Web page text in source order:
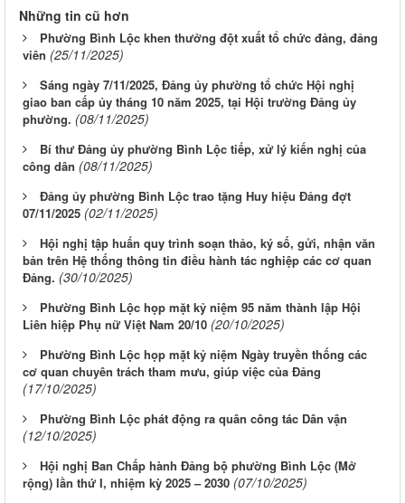
Những tin cũ hơn
Phường Bình Lộc khen thưởng đột xuất tổ chức đảng, đảng
viên (25/11/2025)
Sáng ngày 7/11/2025, Đảng ủy phường tổ chức Hội nghị
giao ban cấp ủy tháng 10 năm 2025, tại Hội trường Đảng ủy
phường. (08/11/2025)
Bí thư Đảng ủy phường Bình Lộc tiếp, xử lý kiến nghị của
công dân (08/11/2025)
Đảng ủy phường Bình Lộc trao tặng Huy hiệu Đảng đợt
07/11/2025 (02/11/2025)
Hội nghị tập huấn quy trình soạn thảo, ký số, gửi, nhận văn
bản trên Hệ thống thông tin điều hành tác nghiệp các cơ quan
Đảng. (30/10/2025)
Phường Bình Lộc họp mặt kỷ niệm 95 năm thành lập Hội
Liên hiệp Phụ nữ Việt Nam 20/10 (20/10/2025)
Phường Bình Lộc họp mặt kỷ niệm Ngày truyền thống các
cơ quan chuyên trách tham mưu, giúp việc của Đảng
(17/10/2025)
Phường Bình Lộc phát động ra quân công tác Dân vận
(12/10/2025)
Hội nghị Ban Chấp hành Đảng bộ phường Bình Lộc (Mở
rộng) lần thứ I, nhiệm kỳ 2025 – 2030 (07/10/2025)